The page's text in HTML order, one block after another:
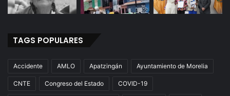
TAGS POPULARES
Accidente AMLO Apatzingán Ayuntamiento de Morelia
CNTE Congreso del Estado COVID-19